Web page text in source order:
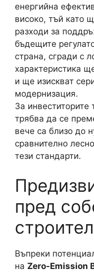
енергийна
високо, тъй като
разходи за
бъдещите
страна, сгради с
характеристика
и ще изискват
модернизация.
За инвеститорите
трябва да се
вече са близо до
сравнително
тези стандарти.
пред
Въпреки
на Zero-Emission